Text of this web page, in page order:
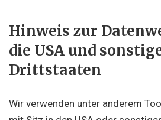
Hinweis zur
die USA und
Drittstaaten
Wir verwenden unter anderem